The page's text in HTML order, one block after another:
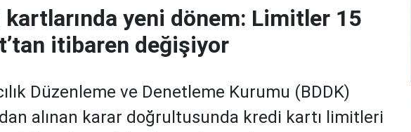
kartlarında yeni dönem: Limitler 15
itibaren değişiyor
Düzenleme ve Denetleme Kurumu (BDDK)
alınan karar doğrultusunda kredi kartı limitleri